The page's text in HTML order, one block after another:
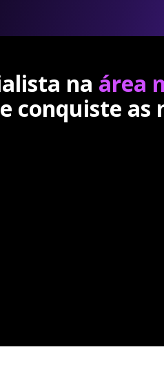
na área
e conquiste as